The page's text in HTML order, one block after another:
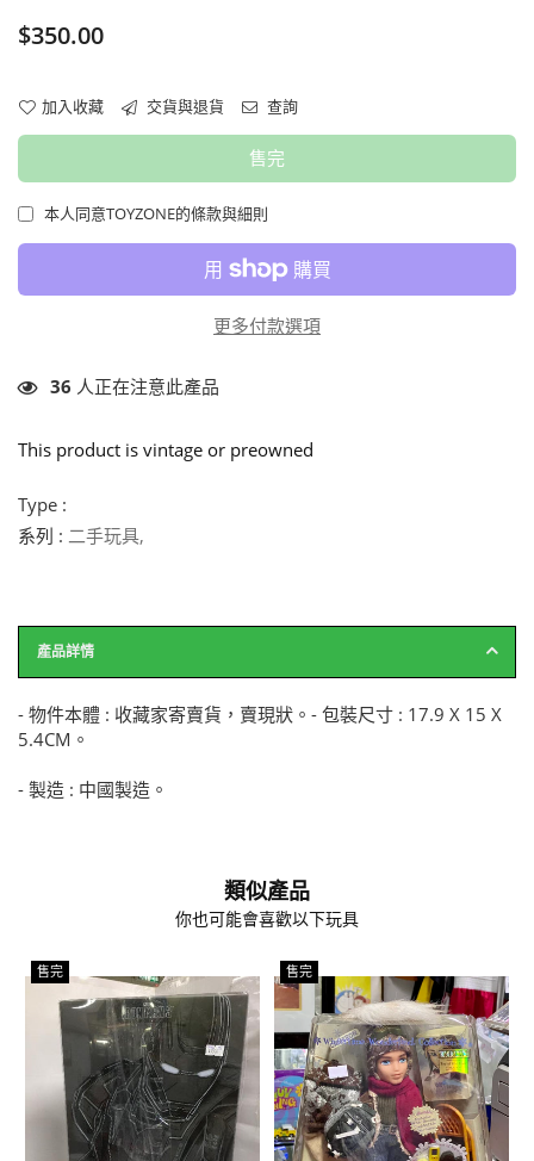
價
$350.00
加入收藏 交貨與退貨 查詢
售完
本人同意TOYZONE的條款與細則
更多付款選項
36 人正在注意此產品
This product is vintage or preowned
Type :
系列 : 二手玩具,
產品詳情
- 物件本體 : 收藏家寄賣貨，賣現狀。- 包裝尺寸 : 17.9 X 15 X
5.4CM。
- 製造 : 中國製造。
類似產品
你也可能會喜歡以下玩具
售完 售完